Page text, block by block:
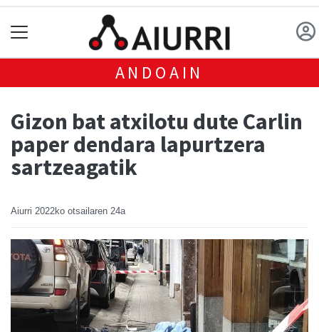
ANDOAIN
Gizon bat atxilotu dute Carlin
paper dendara lapurtzera
sartzeagatik
Aiurri 2022ko otsailaren 24a